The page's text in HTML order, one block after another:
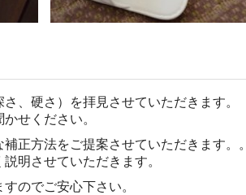
、硬さ）を拝見させていただきます。
せください。
正方法をご提案させていただきます。。
明させていただきます。
のでご安心下さい。